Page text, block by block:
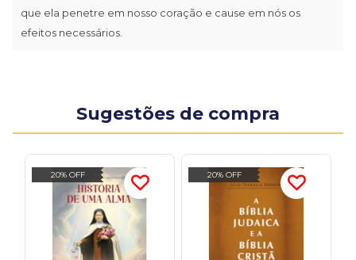
que ela penetre em nosso coração e cause em nós os
efeitos necessários.
Sugestões de compra
20% OFF 20% OFF